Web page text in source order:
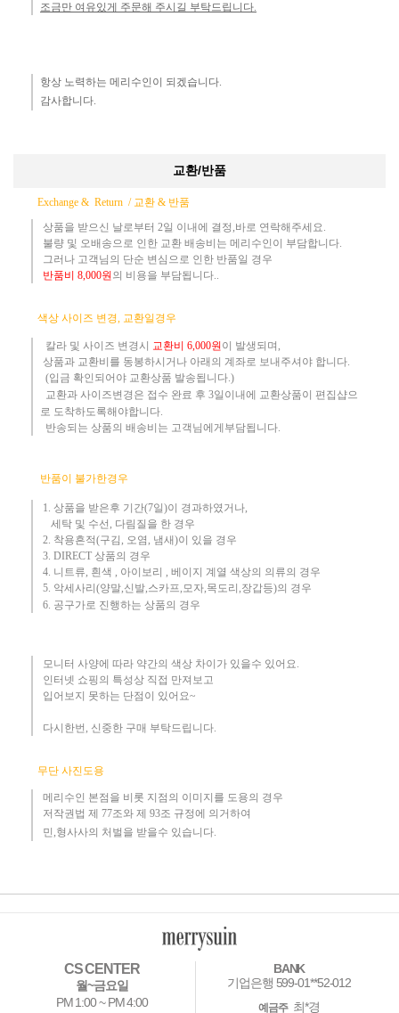
조금만 여유있게 주문해 주시길 부탁드립니다.
항상 노력하는 메리수인이 되겠습니다.​
감사합니다.​
교환/반품
Exchange & Return / 교환 & 반품
상품을 받으신 날로부터 2일 이내에 결정,바로 연락해주세요.
불량 및 오배송으로 인한 교환 배송비는 메리수인이 부담합니다.
그러나 고객님의 단순 변심으로 인한 반품일 경우
반품비 8,000원 의 비용을 부담됩니다..
색상 사이즈 변경, 교환일경우
칼라 및 사이즈 변경시 교환비 6,000원 이 발생되며,
상품과 교환비를 동봉하시거나 아래의 계좌로 보내주셔야 합니다.
(입금 확인되어야 교환상품 발송됩니다.)​
교환과 사이즈변경은 접수 완료 후 3일이내에 교환상품이 편집샵으
로 도착하도록해야합니다.
​ 반송되는 상품의 배송비는 고객님에게부담됩니다.
반품이 불가한경우
1. 상품을 받은후 기간(7일)이 경과하였거나,
세탁 및 수선, 다림질을 한 경우
2. 착용흔적(구김, 오염, 냄새)이 있을 경우
3. DIRECT 상품의 경우
4. 니트류, 흰색 , 아이보리 , 베이지 계열 색상의 의류의 경우
​5. 악세사리(양말,신발,스카프,모자,목도리,장갑등)의 경우
6. 공구가로 진행하는 상품의 경우​
모니터 사양에 따라 약간의 색상 차이가 있을수 있어요.
인터넷 쇼핑의 특성상 직접 만져보고
입어보지 못하는 단점이 있어요~
다시한번, 신중한 구매 부탁드립니다.
무단 사진도용
메리수인 본점을 비롯 지점의 이미지를 도용의 경우​
저작권법 제 77조와 제 93조 규정에 의거하여
민,형사사의 처벌을 받을수 있습니다.
CS CENTER
월~금요일
PM 1:00 ~ PM 4:00
BANK
기업은행 599-01**52-012
예금주최*경